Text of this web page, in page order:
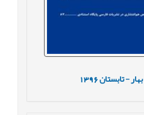
بهار - تابستان1396